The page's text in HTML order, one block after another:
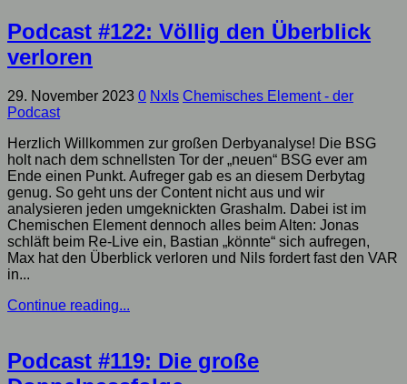
Podcast #122: Völlig den Überblick
verloren
29. November 2023 0 Nxls Chemisches Element - der
Podcast
Herzlich Willkommen zur großen Derbyanalyse! Die BSG
holt nach dem schnellsten Tor der „neuen“ BSG ever am
Ende einen Punkt. Aufreger gab es an diesem Derbytag
genug. So geht uns der Content nicht aus und wir
analysieren jeden umgeknickten Grashalm. Dabei ist im
Chemischen Element dennoch alles beim Alten: Jonas
schläft beim Re-Live ein, Bastian „könnte“ sich aufregen,
Max hat den Überblick verloren und Nils fordert fast den VAR
in...
Continue reading...
Podcast #119: Die große